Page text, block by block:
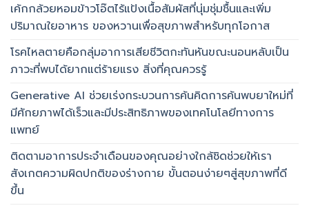
เค้กกล้วยหอมข้าวโอ๊ตไร้แป้งเนื้อสัมผัสที่นุ่มชุ่มชื้นและเพิ่ม
ปริมาณใยอาหาร ของหวานเพื่อสุขภาพสำหรับทุกโอกาส
โรคไหลตายคือกลุ่มอาการเสียชีวิตกะทันหันขณะนอนหลับเป็น
ภาวะที่พบได้ยากแต่ร้ายแรง สิ่งที่คุณควรรู้
Generative AI ช่วยเร่งกระบวนการค้นคิดการค้นพบยาใหม่ที่
มีศักยภาพได้เร็วและมีประสิทธิภาพของเทคโนโลยีทางการ
แพทย์
ติดตามอาการประจำเดือนของคุณอย่างใกล้ชิดช่วยให้เรา
สังเกตความผิดปกติของร่างกาย ขั้นตอนง่ายๆสู่สุขภาพที่ดี
ขึ้น